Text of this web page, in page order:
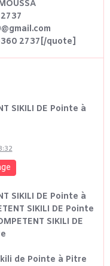
2737[/quote]
SIKILI DE Pointe à
SIKILI DE Pointe à
SIKILI DE Pointe
SIKILI DE
de Pointe à Pitre